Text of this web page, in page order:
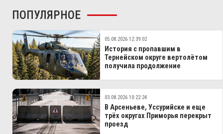
ПОПУЛЯРНОЕ
05.08.2026 12:39:02
История с пропавшим в
Тернейском округе вертолётом
получила продолжение
03.08.2026 10:22:24
В Арсеньеве, Уссурийске и еще
трёх округах Приморья перекрыт
проезд